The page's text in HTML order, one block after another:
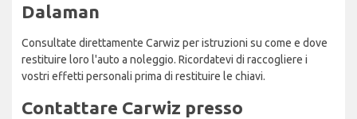
Dalaman
Consultate direttamente Carwiz per istruzioni su come e dove
restituire loro l'auto a noleggio. Ricordatevi di raccogliere i
vostri effetti personali prima di restituire le chiavi.
Contattare Carwiz presso